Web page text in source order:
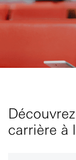
carrière à